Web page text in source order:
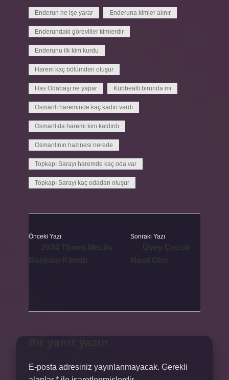
Enderun ne işe yarar Enderuna kimler alınır
Enderundaki görevliler kimlerdir
Enderunu ilk kim kurdu
Harem kaç bölümden oluşur
Has Odabaşı ne yapar Kubbealtı birunda mı
Osmanlı hareminde kaç kadın vardı
Osmanlıda haremi kim kaldırdı
Osmanlının hazinesi nerede
Topkapı Sarayı haremde kaç oda var
Topkapı Sarayı kaç odadan oluşur
Önceki Yazı Sonraki Yazı
E-posta adresiniz yayınlanmayacak. Gerekli